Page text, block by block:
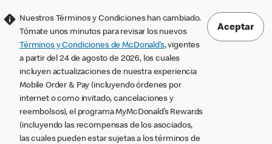
Nuestros Términos y Condiciones han cambiado.
Tómate unos minutos para revisar los nuevos
Términos y Condiciones de McDonald’s, vigentes
a partir del 24 de agosto de 2026, los cuales
incluyen actualizaciones de nuestra experiencia
Mobile Order & Pay (incluyendo órdenes por
internet o como invitado, cancelaciones y
reembolsos), el programa MyMcDonald’s Rewards
(incluyendo las recompensas de los asociados,
las cuales pueden estar sujetas a los términos de
Aceptar